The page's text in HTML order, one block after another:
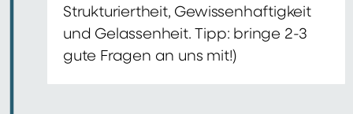
Strukturiertheit, Gewissenhaftigkeit
und Gelassenheit. Tipp: bringe 2-3
gute Fragen an uns mit!)